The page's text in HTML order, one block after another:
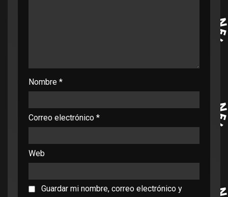
Nombre *
Correo electrónico *
Web
Guardar mi nombre, correo electrónico y